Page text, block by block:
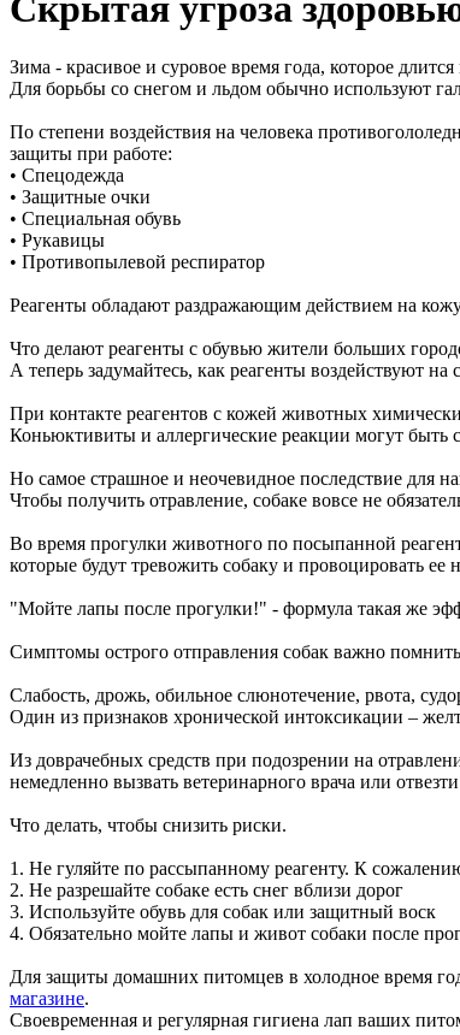
Зима - красивое и суровое время года, которое
Для борьбы со снегом и льдом обычно используют
По степени воздействия на человека
защиты при работе:
• Спецодежда
• Защитные очки
• Специальная обувь
• Рукавицы
• Противопылевой респиратор
Реагенты обладают раздражающим действием на
Что делают реагенты с обувью жители больших
А теперь задумайтесь, как реагенты воздействуют на
При контакте реагентов с кожей животных
Коньюктивиты и аллергические реакции могут быть
Но самое страшное и неочевидное последствие для
Чтобы получить отравление, собаке вовсе не
Во время прогулки животного по посыпанной
которые будут тревожить собаку и провоцировать
"Мойте лапы после прогулки!" - формула такая же
Симптомы острого отправления собак важно
Слабость, дрожь, обильное слюнотечение, рвота,
Один из признаков хронической интоксикации –
Из доврачебных средств при подозрении на
немедленно вызвать ветеринарного врача или
Что делать, чтобы снизить риски.
1. Не гуляйте по рассыпанному реагенту. К
2. Не разрешайте собаке есть снег вблизи дорог
3. Используйте обувь для собак или защитный воск
4. Обязательно мойте лапы и живот собаки после
Для защиты домашних питомцев в холодное время
магазине.
Своевременная и регулярная гигиена лап ваших